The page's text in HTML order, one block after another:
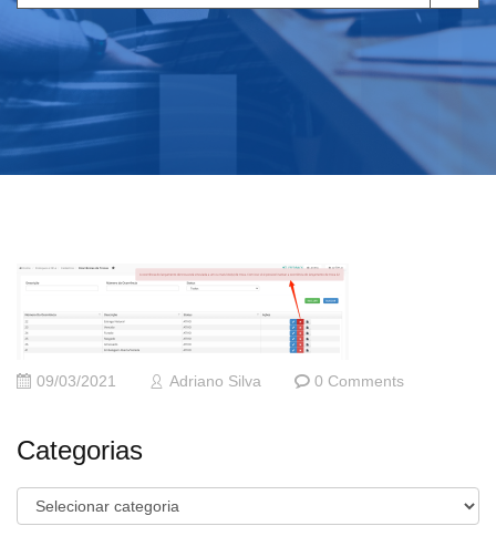
for:
09/03/2021 Adriano Silva 0 Comments
Categorias
Categorias